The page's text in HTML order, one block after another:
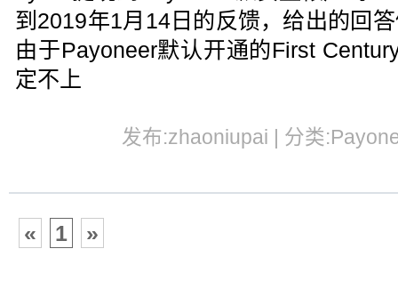
到2019年1月14日的反馈，给出的回
由于Payoneer默认开通的First
定不上
发布:zhaoniupai | 分类
« 1 »